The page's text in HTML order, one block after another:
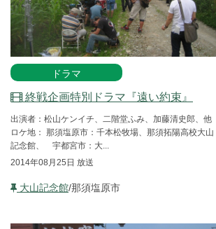
ドラマ
終戦企画特別ドラマ『遠い約束』
出演者：松山ケンイチ、二階堂ふみ、加藤清史郎、他
ロケ地： 那須塩原市：千本松牧場、那須拓陽高校大山
記念館、 宇都宮市：大...
2014年08月25日 放送
大山記念館/那須塩原市